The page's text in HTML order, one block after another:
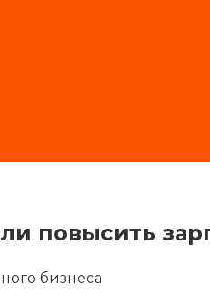
повысить
бизнеса